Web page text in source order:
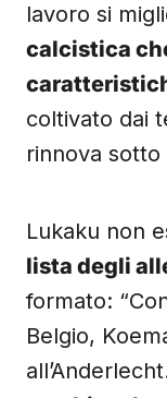
lavoro si
calcistica
coltivato dai
rinnova sotto
Lukaku non
lista degli
formato:
Belgio,